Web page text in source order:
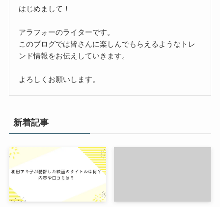
はじめまして！
アラフォーのライターです。
このブログでは皆さんに楽しんでもらえるようなトレ
ンド情報をお伝えしていきます。
よろしくお願いします。
新着記事